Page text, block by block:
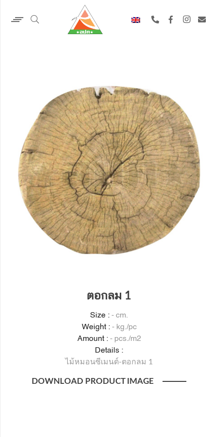
ตอกลม 1
Size : - cm.
Weight :- kg./pc
Amount :- pcs./m2
Details :
ไม้หมอนซีเมนต์-ตอกลม 1
DOWNLOAD PRODUCT IMAGE